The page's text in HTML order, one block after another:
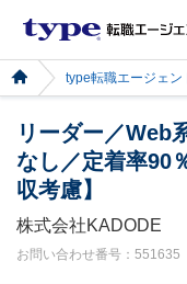
type転職エージェン
リーダー／Web
なし／定着率90
収考慮】
株式会社KADODE
お問い合わせ番号：